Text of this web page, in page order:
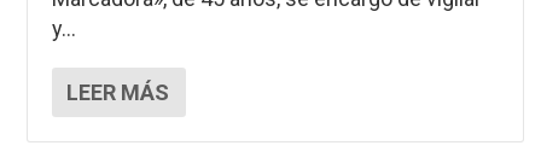
y...
LEER MÁS